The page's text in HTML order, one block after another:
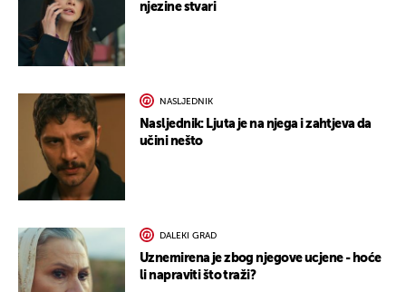
njezine stvari
NASLJEDNIK
Nasljednik: Ljuta je na njega i zahtjeva da
učini nešto
DALEKI GRAD
Uznemirena je zbog njegove ucjene - hoće
li napraviti što traži?